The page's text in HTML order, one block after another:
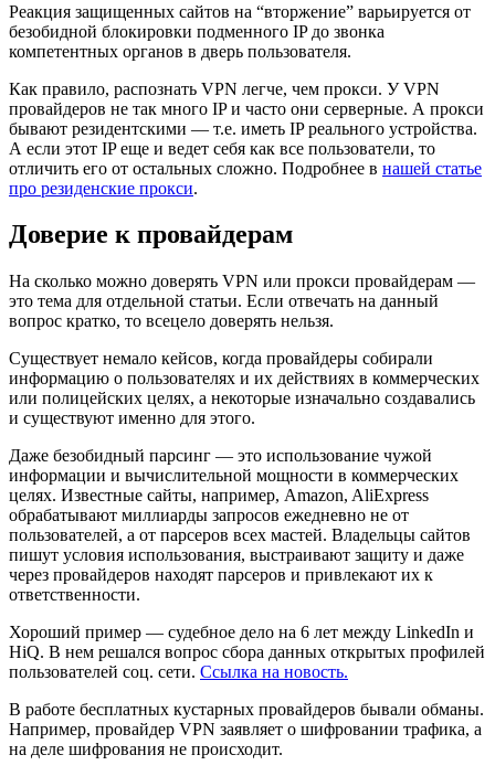
Реакция защищенных сайтов на “вторжение” варьируется от
безобидной блокировки подменного IP до звонка
компетентных органов в дверь пользователя.
Как правило, распознать VPN легче, чем прокси. У VPN
провайдеров не так много IP и часто они серверные. А прокси
бывают резидентскими — т.е. иметь IP реального устройства.
А если этот IP еще и ведет себя как все пользователи, то
отличить его от остальных сложно. Подробнее в нашей статье
про резиденские прокси.
Доверие к провайдерам
На сколько можно доверять VPN или прокси провайдерам —
это тема для отдельной статьи. Если отвечать на данный
вопрос кратко, то всецело доверять нельзя.
Существует немало кейсов, когда провайдеры собирали
информацию о пользователях и их действиях в коммерческих
или полицейских целях, а некоторые изначально создавались
и существуют именно для этого.
Даже безобидный парсинг — это использование чужой
информации и вычислительной мощности в коммерческих
целях. Известные сайты, например, Amazon, AliExpress
обрабатывают миллиарды запросов ежедневно не от
пользователей, а от парсеров всех мастей. Владельцы сайтов
пишут условия использования, выстраивают защиту и даже
через провайдеров находят парсеров и привлекают их к
ответственности.
Хороший пример — судебное дело на 6 лет между LinkedIn и
HiQ. В нем решался вопрос сбора данных открытых профилей
пользователей соц. сети. Ссылка на новость.
В работе бесплатных кустарных провайдеров бывали обманы.
Например, провайдер VPN заявляет о шифровании трафика, а
на деле шифрования не происходит.